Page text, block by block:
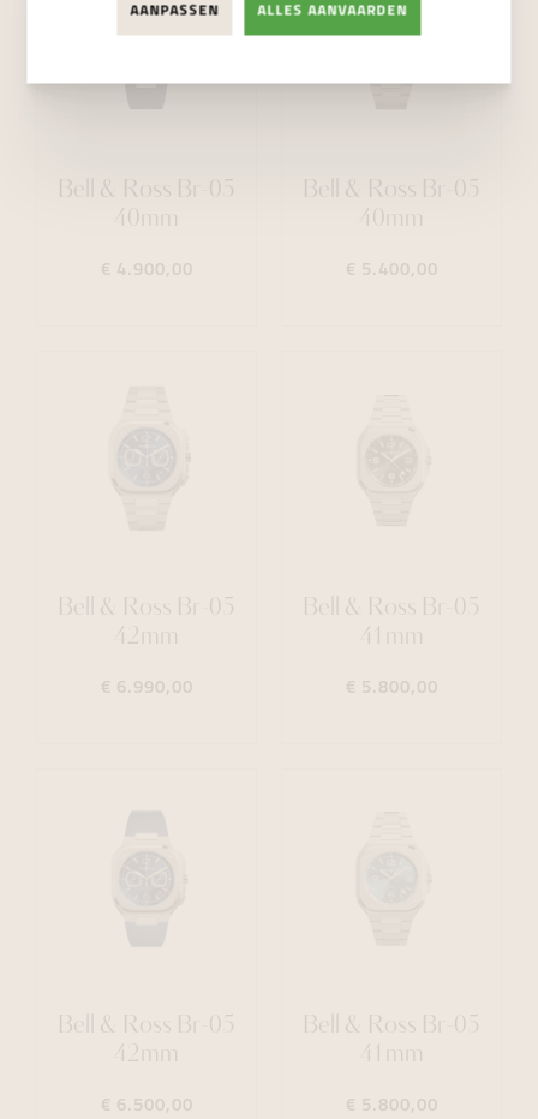
Bell & Ross Br-05
40mm
€ 4.900,00
Bell & Ross Br-05
40mm
€ 5.400,00
Bell & Ross Br-05
42mm
€ 6.990,00
Bell & Ross Br-05
41mm
€ 5.800,00
Bell & Ross Br-05
42mm
€ 6.500,00
Bell & Ross Br-05
41mm
€ 5.800,00
AANPASSEN ALLES AANVAARDEN